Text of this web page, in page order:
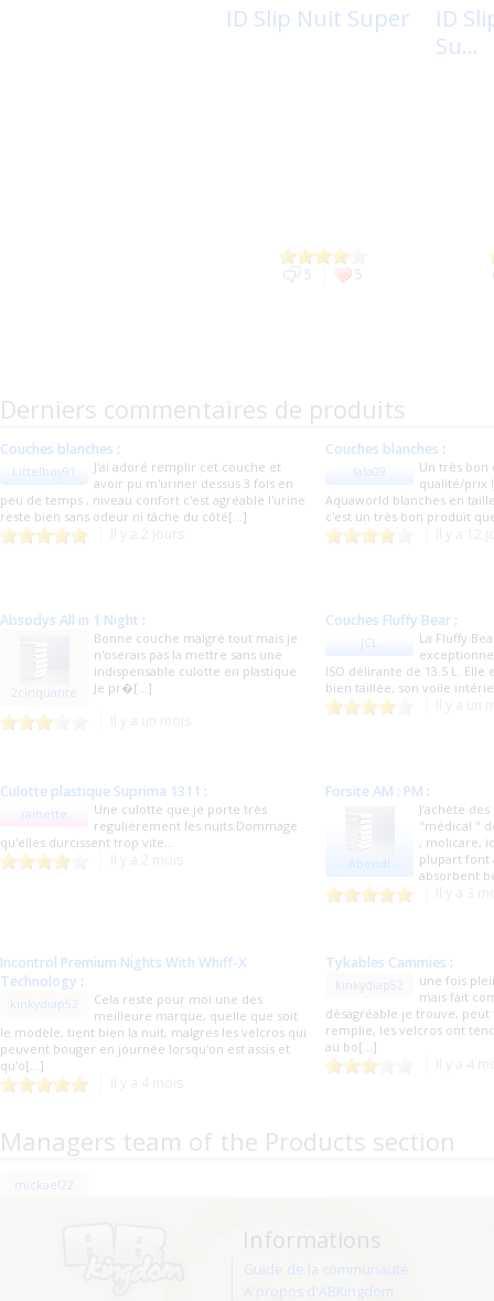
ID Slip Nuit Super
5 5
ID
Su...
Derniers commentaires de produits
Couches blanches :
Littelboy91
J'ai adoré remplir cet couche et
avoir pu m'uriner dessus 3 fois en
peu de temps , niveau confort c'est agréable l'urine
reste bien sans odeur ni tâche du côté[...]
Couches blanches :
fafa09
Un très
qualité/prix
Aquaworld blanches en
c'est un très bon produit
Absodys All in 1 Night :
2cinquante
Bonne couche malgré tout mais je
n'oserais pas la mettre sans une
indispensable culotte en plastique
Je pr�[...]
Couches Fluffy Bear :
JCL
La Fluffy
ISO délirante de 13.5 L.
bien taillée, son voile
Culotte plastique Suprima 1311 :
rainette
Une culotte que je porte très
regulièrement les nuits.Dommage
qu'elles durcissent trop vite...
Forsite AM : PM :
J’achète
"médical "
, molicare,
plupart font
absorbent
Incontrol Premium Nights With Whiff-X
Technology :
kinkydiap52
Cela reste pour moi une des
meilleure marque, quelle que soit
le modèle, tient bien la nuit, malgres les velcros qui
peuvent bouger en journée lorsqu'on est assis et
qu'o[...]
Tykables Cammies :
kinkydiap52
une fois
mais fait
désagréable je trouve,
remplie, les velcros ont
au bo[...]
Managers team of the Products section
mickael22
Informations
Guide de la communauté
A propos d'ABKingdom